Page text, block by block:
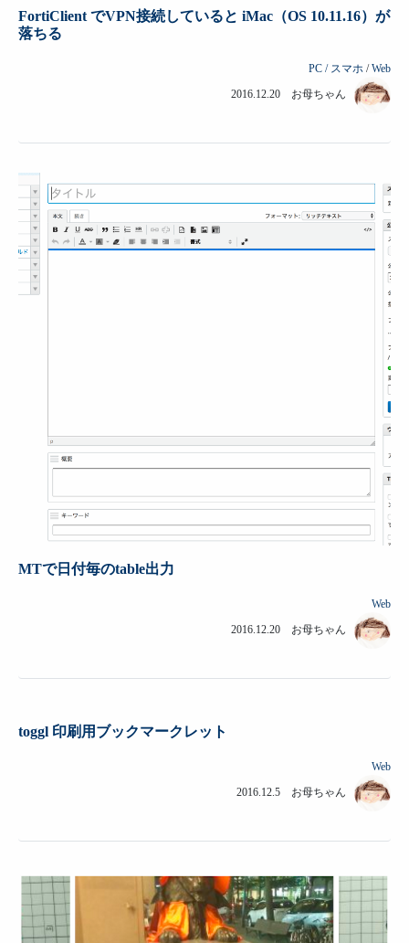
FortiClient でVPN接続していると iMac（OS 10.11.16）が
落ちる
PC / スマホ /Web
2016.12.20 お母ちゃん
MTで日付毎のtable出力
Web
2016.12.20 お母ちゃん
toggl 印刷用ブックマークレット
Web
2016.12.5 お母ちゃん